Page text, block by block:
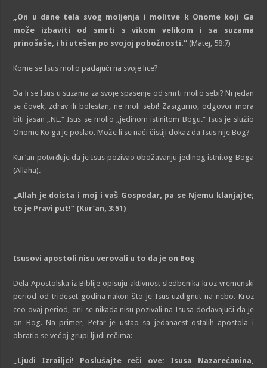
„On u dane tela svog molјenja i molitve k Onome koji Ga
može izbaviti od smrti s vikom velikom i sa suzama
prinošaše, i bi utešen po svojoj pobožnosti.“ (Matej, 58:7)
Kome se Isus molio padajući na svoje lice?
Da li se Isus u suzama za svoje spasenje od smrti molio sebi? Ni jedan
se čovek, zdrav ili bolestan, ne moli sebi! Zasigurno, odgovor mora
biti jasan „NE.“ Isus se molio „jedinom istinitom Bogu.“ Isus je služio
Onome Ko ga je poslao. Može li se naći čistiji dokaz da Isus nije Bog?
Kur’an potvrđuje da je Isus pozivao obožavanju jedinog istnitog Boga
(Allaha).
„Allah je doista i moj i vaš Gospodar, pa se Nјemu klanjajte;
to je Pravi put!“ (Kur’an, 3:51)
Isusovi apostoli nisu verovali u to da je on Bog
Dela Apostolska iz Biblije opisuju aktivnost sledbenika kroz vremenski
period od trideset godina nakon što je Isus uzdignut na nebo. Kroz
ceo ovaj period, oni se nikada nisu pozivali na Isusa dodavajući da je
on Bog. Na primer, Petar je ustao sa jedanaest ostalih apostola i
obratio se većoj grupi lјudi rečima:
„Ljudi Izrailјci! Poslušajte reči ove: Isusa Nazarećanina,